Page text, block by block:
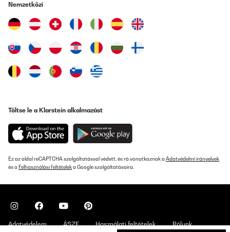
Joli produit mais très très basique
Aucun sav et aucune pièce détachées
Cela fait de ce four un produit jetable juste passée la garantie
Stephane
Le bouton de la minuterie est fragile et ne fonctionne pas il tourne
dans le vide
Houria
Nemzetközi
Töltse le a Klarstein alkalmazást
Ez az oldal reCAPTCHA szolgáltatással védett, és rá vonatkoznak a Adatvédelmi irányelvek
és a Felhasználási feltételeka Google szolgáltatásaira.
Adatvédelem ÁSZF Használati feltételek Rólunk